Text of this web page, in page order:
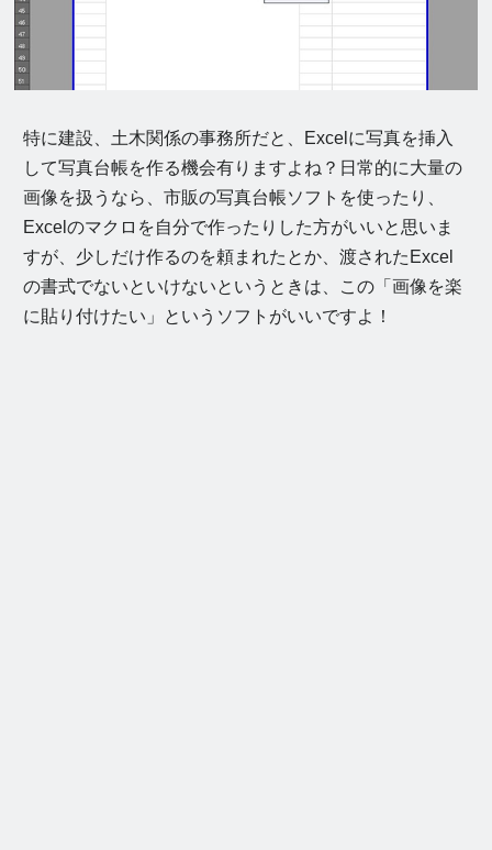
特に建設、土木関係の事務所だと、Excelに写真を挿入
して写真台帳を作る機会有りますよね？日常的に大量の
画像を扱うなら、市販の写真台帳ソフトを使ったり、
Excelのマクロを自分で作ったりした方がいいと思いま
すが、少しだけ作るのを頼まれたとか、渡されたExcel
の書式でないといけないというときは、この「画像を楽
に貼り付けたい」というソフトがいいですよ！